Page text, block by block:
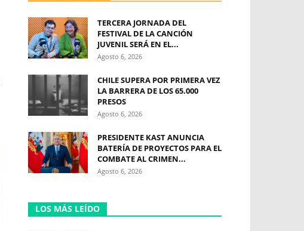
TERCERA JORNADA DEL
FESTIVAL DE LA CANCIÓN
JUVENIL SERÁ EN EL...
Agosto 6, 2026
CHILE SUPERA POR PRIMERA VEZ
LA BARRERA DE LOS 65.000
PRESOS
Agosto 6, 2026
PRESIDENTE KAST ANUNCIA
BATERÍA DE PROYECTOS PARA EL
COMBATE AL CRIMEN...
Agosto 6, 2026
LOS MÁS LEÍDO